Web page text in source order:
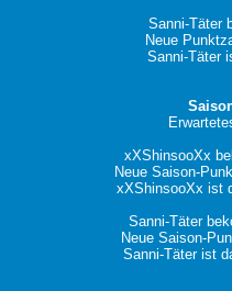
Sanni-Täter
Neue
Sanni-Täter
xXShinsooXx
Neue Saison-
xXShinsooXx ist
Sanni-Täter
Neue Saison-
Sanni-Täter ist